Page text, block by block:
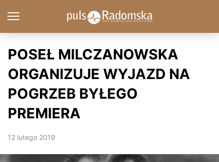
POSEŁ MILCZANOWSKA
ORGANIZUJE WYJAZD NA
POGRZEB BYŁEGO
PREMIERA
12 lutego 2019